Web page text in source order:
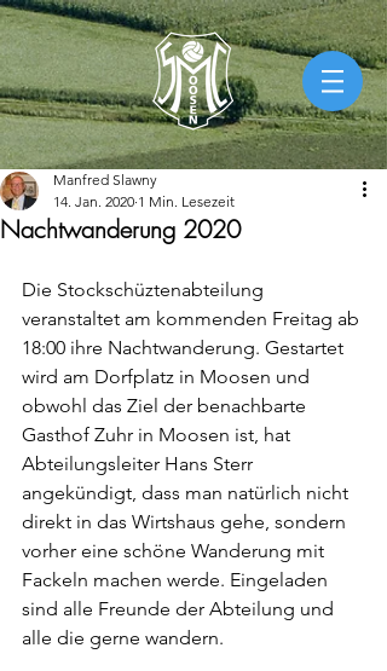
Nachtwanderung 2020
Manfred Slawny
14. Jan. 2020 1 Min. Lesezeit
Die Stockschüztenabteilung
veranstaltet am kommenden Freitag ab
18:00 ihre Nachtwanderung. Gestartet
wird am Dorfplatz in Moosen und
obwohl das Ziel der benachbarte
Gasthof Zuhr in Moosen ist, hat
Abteilungsleiter Hans Sterr
angekündigt, dass man natürlich nicht
direkt in das Wirtshaus gehe, sondern
vorher eine schöne Wanderung mit
Fackeln machen werde. Eingeladen
sind alle Freunde der Abteilung und
alle die gerne wandern.